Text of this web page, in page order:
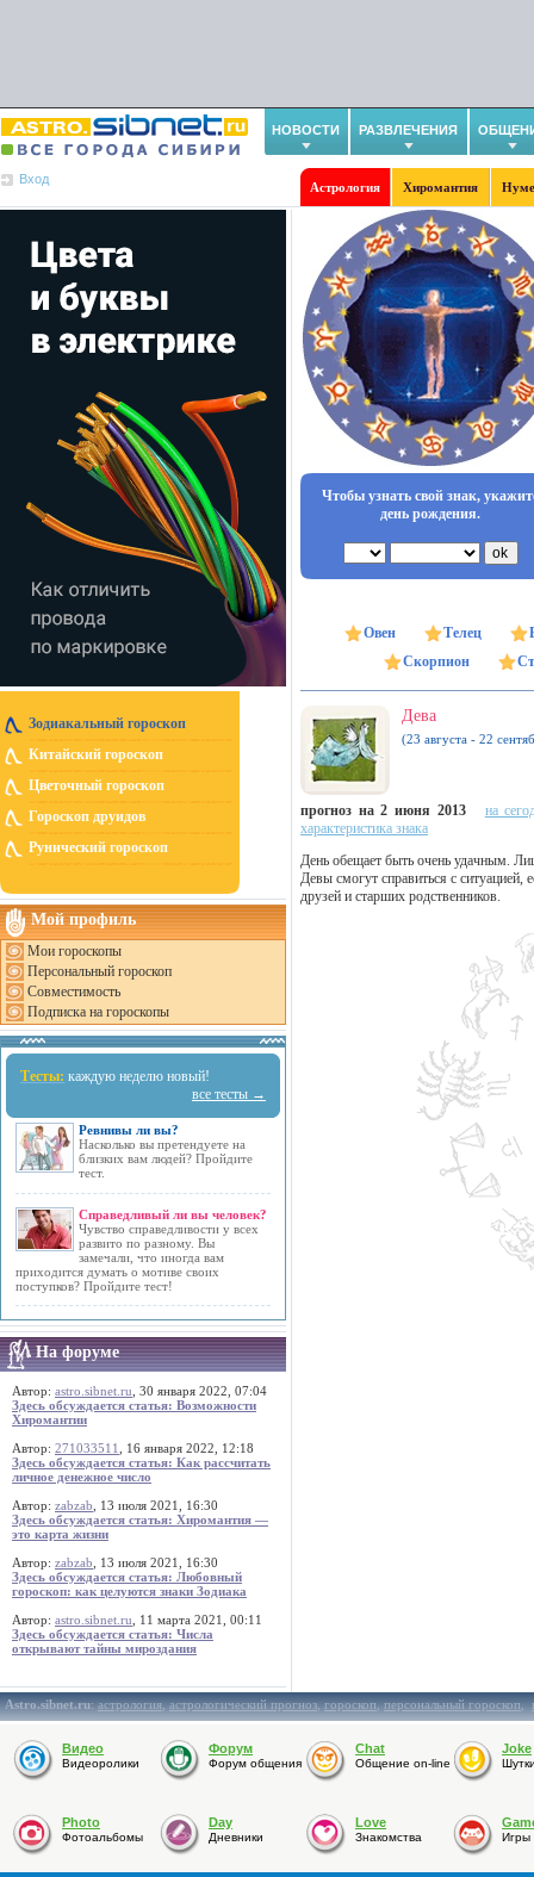
НОВОСТИ РАЗВЛЕЧЕНИЯ
Вход
Астрология Хиромантия
Зодиакальный гороскоп
Китайский гороскоп
Цветочный гороскоп
Гороскоп друидов
Рунический гороскоп
Мой профиль
Мои гороскопы
Персональный гороскоп
Совместимость
Подписка на гороскопы
Тесты: каждую неделю новый!
все тесты →
Ревнивы ли вы?
Насколько вы претендуете на
близких вам людей? Пройдите
тест.
Справедливый ли вы человек?
Чувство справедливости у всех
развито по разному. Вы
замечали, что иногда вам
приходится думать о мотиве своих
поступков? Пройдите тест!
На форуме
Автор: astro.sibnet.ru , 30 января 2022, 07:04
Здесь обсуждается статья: Возможности
Хиромантии
Автор: 271033511
, 16 января 2022, 12:18
Здесь обсуждается статья: Как рассчитать
личное денежное число
Автор: zabzab , 13 июля 2021, 16:30
Здесь обсуждается статья: Хиромантия —
это карта жизни
Автор: zabzab , 13 июля 2021, 16:30
Здесь обсуждается статья: Любовный
гороскоп: как целуются знаки Зодиака
Автор: astro.sibnet.ru , 11 марта 2021, 00:11
Здесь обсуждается статья: Числа
открывают тайны мироздания
Чтобы узнать свой знак,
день рождения.
Овен Телец
Скорпион
Дева
(23 августа - 22
прогноз на 2 июня 2013
на
характеристика знака
День обещает быть очень удачным.
Девы смогут справиться с ситуацией,
друзей и старших родственников.
Astro.sibnet.ru:астрология,астрологический прогноз,гороскоп,персональный гороскоп,
Видео
Видеоролики
Форум
Форум общения
Chat
Общение on-line
Joke
Photo
Фотоальбомы
Day
Дневники
Love
Знакомства Игры